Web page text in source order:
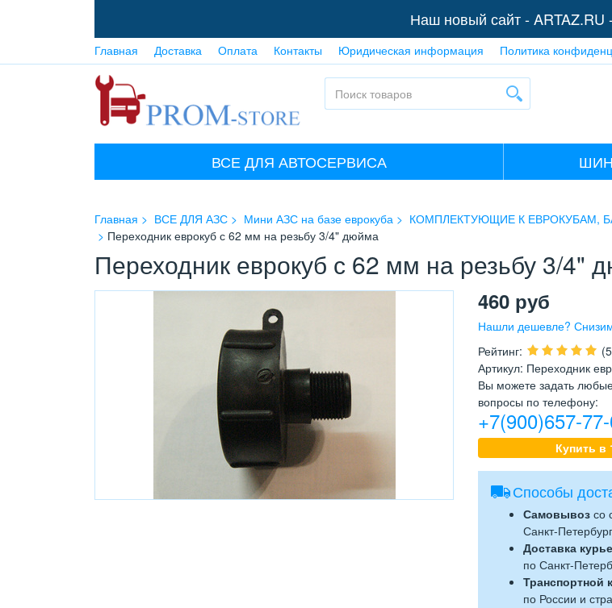
Наш новый сайт -ARTAZ.RU
Главная Доставка Оплата Контакты Юридическая информация Политика
ВСЕ ДЛЯ АВТОСЕРВИСА
Главная ВСЕ ДЛЯ АЗС Мини АЗС на базе еврокуба
КОМПЛЕКТУЮЩИЕ К ЕВРОКУБАМ,
Переходник еврокуб с 62 мм на резьбу 3/4" дюйма
Переходник еврокуб с 62 мм на резьбу 3/4"
460 руб
Нашли дешевле?
Рейтинг:
Артикул: Переходник
Вы можете задать
вопросы по телефону:
+7(900)657-
Купить в
Способы
Самовывоз со
Санкт-
Доставка
по Санкт-
Транспортной
по России и